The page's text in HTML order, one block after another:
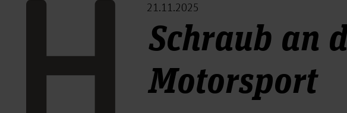
21.11.2025
Schraub an
Motorsport